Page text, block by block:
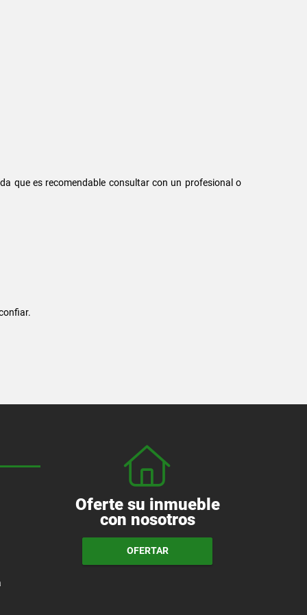
que es recomendable consultar con un profesional o
Oferte su inmueble
con nosotros
OFERTAR